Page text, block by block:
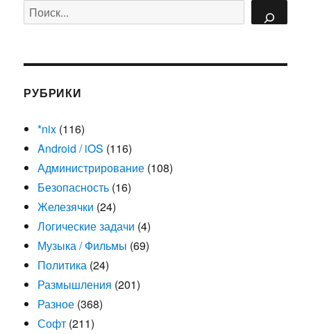
Поиск
РУБРИКИ
*nix (116)
Android / iOS (116)
Администрирование (108)
Безопасность (16)
Железячки (24)
Логические задачи (4)
Музыка / Фильмы (69)
Политика (24)
Размышления (201)
Разное (368)
Софт (211)